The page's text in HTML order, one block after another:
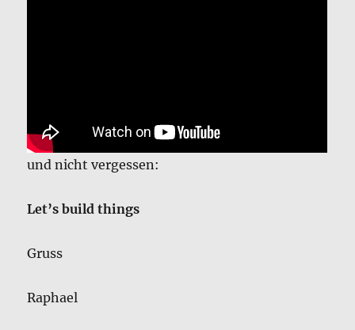
und nicht vergessen:
Let’s build things
Gruss
Raphael